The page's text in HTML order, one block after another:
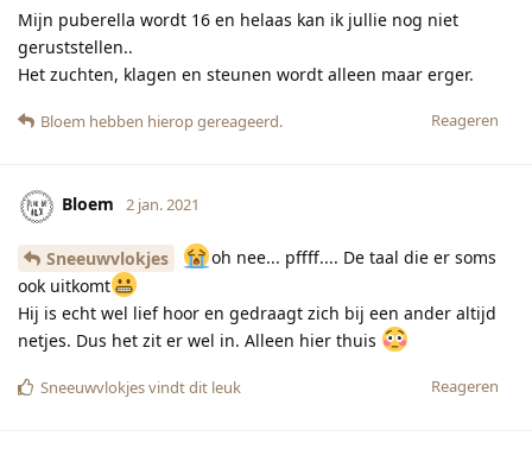
Mijn puberella wordt 16 en helaas kan ik jullie nog niet
geruststellen..
Het zuchten, klagen en steunen wordt alleen maar erger.
Reageren
Bloem hebben hierop gereageerd.
Bloem 2 jan. 2021
Sneeuwvlokjes
oh nee... pffff.... De taal die er soms
ook uitkomt
Hij is echt wel lief hoor en gedraagt zich bij een ander altijd
netjes. Dus het zit er wel in. Alleen hier thuis
Reageren
Sneeuwvlokjesvindt dit leuk